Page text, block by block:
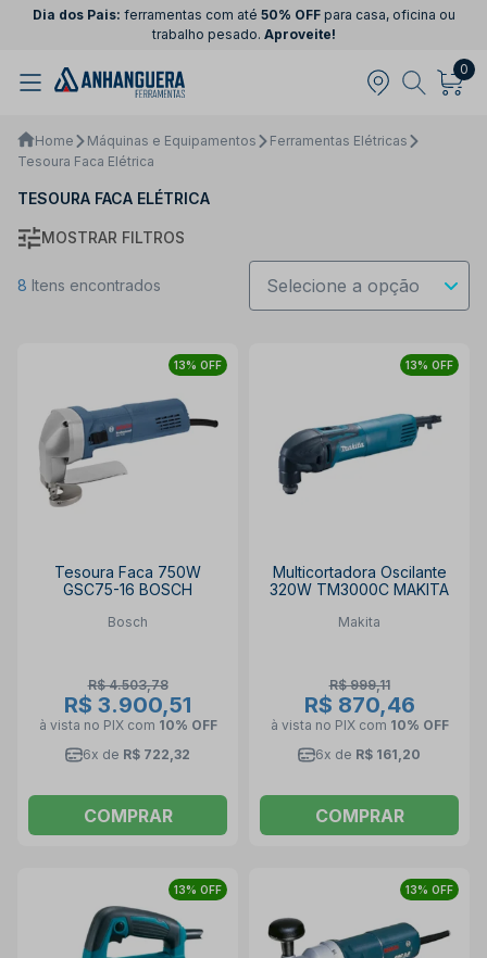
Dia dos Pais: ferramentas com até 50% OFFpara casa, oficina ou
trabalho pesado. Aproveite!
0
Home Máquinas e Equipamentos
Ferramentas Elétricas
Tesoura Faca Elétrica
TESOURA FACA ELÉTRICA
MOSTRAR FILTROS
8 Itens encontrados
13% OFF
Tesoura Faca 750W
GSC75-16 BOSCH
Bosch
R$ 4.503,78
R$ 3.900,51
à vista no PIX com 10% OFF
6x de R$ 722,32
COMPRAR
13% OFF
Multicortadora Oscilante
320W TM3000C MAKITA
Makita
R$ 999,11
R$ 870,46
à vista no PIX com 10% OFF
6x de R$ 161,20
COMPRAR
13% OFF 13% OFF